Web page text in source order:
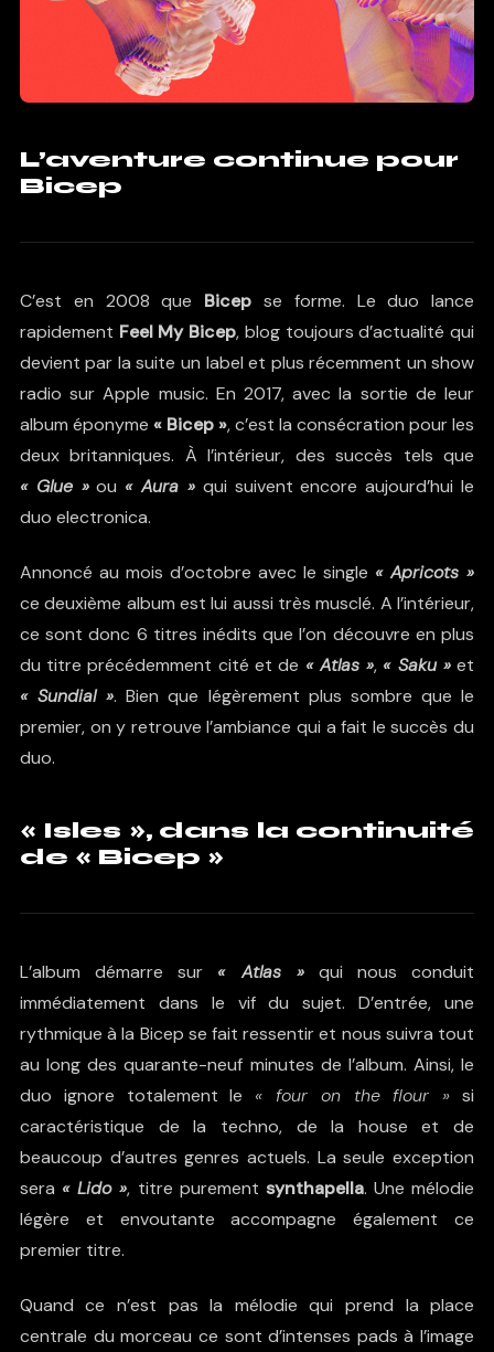
L’aventure continue pour
Bicep
C’est en 2008 que Bicep se forme. Le duo lance
rapidement Feel My Bicep, blog toujours d’actualité qui
devient par la suite un label et plus récemment un show
radio sur Apple music. En 2017, avec la sortie de leur
album éponyme « Bicep », c’est la consécration pour les
deux britanniques. À l’intérieur, des succès tels que
« Glue »ou « Aura »qui suivent encore aujourd’hui le
duo electronica.
Annoncé au mois d’octobre avec le single « Apricots »
ce deuxième album est lui aussi très musclé. A l’intérieur,
ce sont donc 6 titres inédits que l’on découvre en plus
du titre précédemment cité et de « Atlas », « Saku »et
« Sundial ». Bien que légèrement plus sombre que le
premier, on y retrouve l’ambiance qui a fait le succès du
duo.
« Isles », dans la continuité
de « Bicep »
L’album démarre sur « Atlas »qui nous conduit
immédiatement dans le vif du sujet. D’entrée, une
rythmique à la Bicep se fait ressentir et nous suivra tout
au long des quarante-neuf minutes de l’album. Ainsi, le
duo ignore totalement le « four on the flour » si
caractéristique de la techno, de la house et de
beaucoup d’autres genres actuels. La seule exception
sera « Lido », titre purement synthapella. Une mélodie
légère et envoutante accompagne également ce
premier titre.
Quand ce n’est pas la mélodie qui prend la place
centrale du morceau ce sont d’intenses pads à l’image